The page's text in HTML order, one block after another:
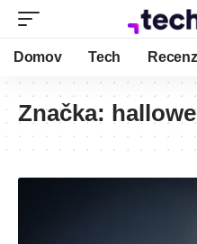
Domov Tech
Značka: